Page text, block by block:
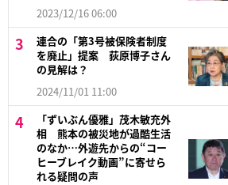
2023/12/16 06:00
連合の「第3号被保険者制度
を廃止」提案 荻原博子さん
の見解は？
2024/11/01 11:00
「ずいぶん優雅」茂木敏充外
相 熊本の被災地が過酷生活
のなか…外遊先からの“コー
ヒーブレイク動画”に寄せら
れる疑問の声